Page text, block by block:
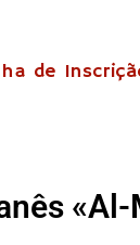
de
«Al-